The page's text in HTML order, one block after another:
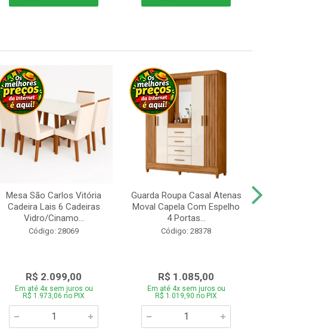
Mesa São Carlos Vitória
Cadeira Lais 6 Cadeiras
Vidro/Cinamo...
Código: 28069
R$ 2.099,00
Em até 4x sem juros ou
R$ 1.973,06 no PIX
Guarda Roupa Casal Atenas
Moval Capela Com Espelho
4 Portas...
Código: 28378
R$ 1.085,00
Em até 4x sem juros ou
R$ 1.019,90 no PIX